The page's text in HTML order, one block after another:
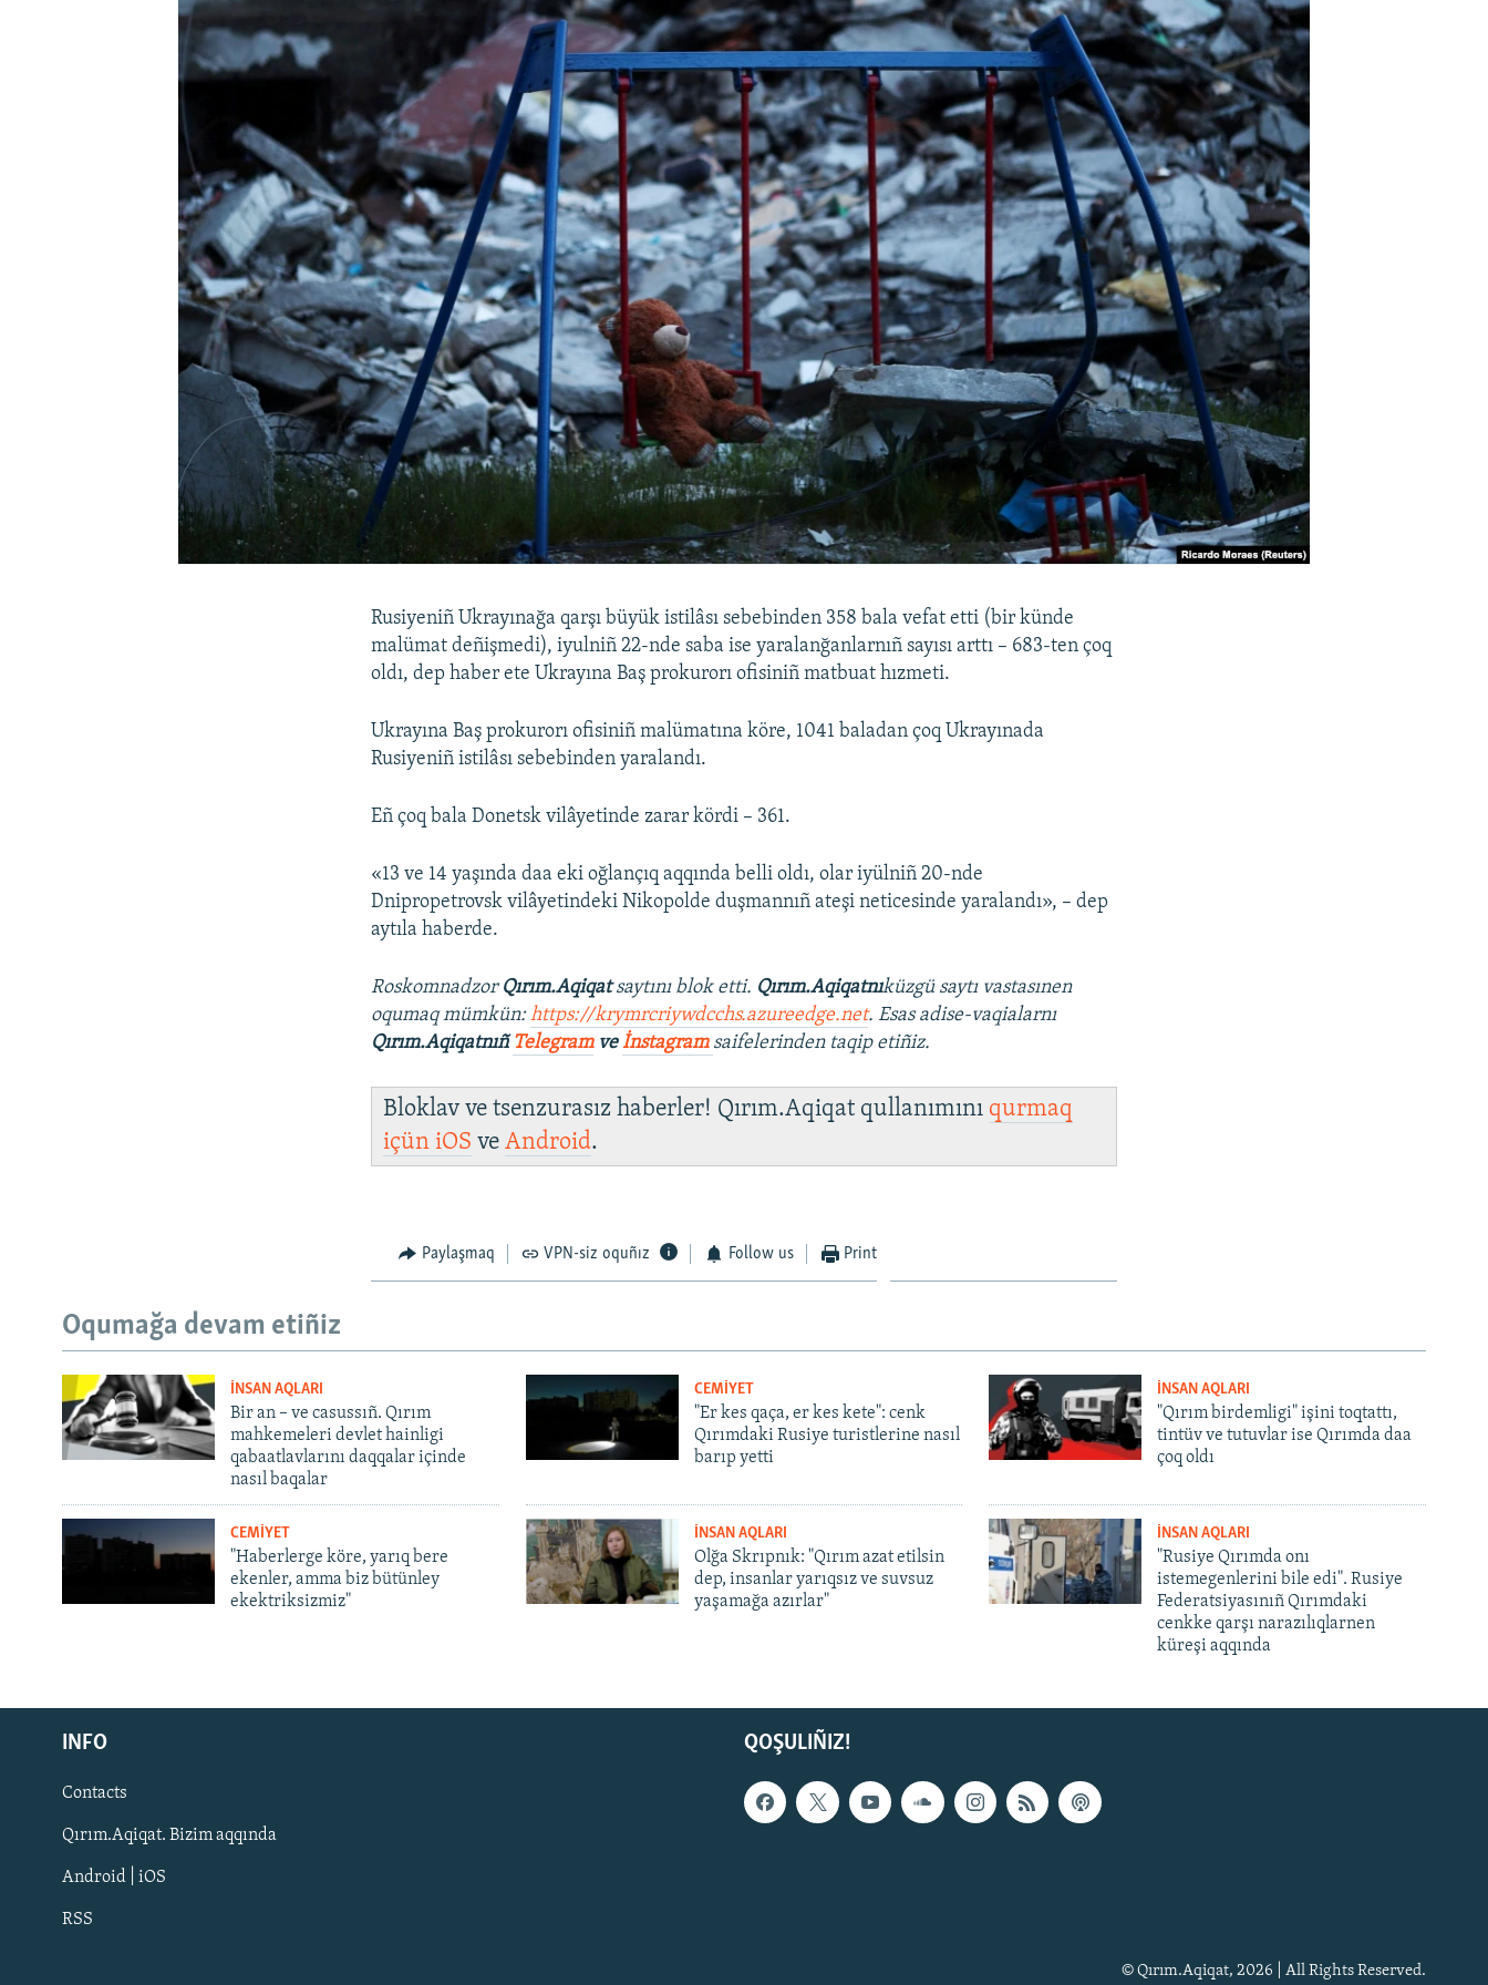
Русский
Українською
QOŞULIÑIZ!
Rusiyeniñ Ukrayınağa qarşı büyük istilâsı sebebinden 358 bala vefat etti (bir künde
malümat deñişmedi), iyulniñ 22-nde saba ise yaralanğanlarnıñ sayısı arttı – 683-ten çoq
oldı, dep haber ete Ukrayına Baş prokurorı ofisiniñ matbuat hızmeti.
Ukrayına Baş prokurorı ofisiniñ malümatına köre, 1041 baladan çoq Ukrayınada
Rusiyeniñ istilâsı sebebinden yaralandı.
Eñ çoq bala Donetsk vilâyetinde zarar kördi – 361.
«13 ve 14 yaşında daa eki oğlançıq aqqında belli oldı, olar iyülniñ 20-nde
Dnipropetrovsk vilâyetindeki Nikopolde duşmannıñ ateşi neticesinde yaralandı», – dep
aytıla haberde.
Roskomnadzor Qırım.Aqiqatsaytını blok etti. Qırım.Aqiqatnıküzgü saytı vastasınen
oqumaq mümkün:https://krymrcriywdcchs.azureedge.net. Esas adise-vaqialarnı
Qırım.AqiqatnıñTelegramveİnstagram saifelerinden taqip etiñiz.
Bloklav ve tsenzurasız haberler! Qırım.Aqiqat qullanımını qurmaq
içüniOS veAndroid.
Paylaşmaq VPN-siz oquñız Follow us Print
Oqumağa devam etiñiz
İNSAN AQLARI
Bir an – ve casussıñ. Qırım
mahkemeleri devlet hainligi
qabaatlavlarını daqqalar içinde
nasıl baqalar
CEMİYET
"Er kes qaça, er kes kete": cenk
Qırımdaki Rusiye turistlerine nasıl
barıp yetti
İNSAN AQLARI
"Qırım birdemligi" işini toqtattı,
tintüv ve tutuvlar ise Qırımda daa
çoq oldı
CEMİYET
"Haberlerge köre, yarıq bere
ekenler, amma biz bütünley
ekektriksizmiz"
İNSAN AQLARI
Olğa Skrıpnık: "Qırım azat etilsin
dep, insanlar yarıqsız ve suvsuz
yaşamağa azırlar"
İNSAN AQLARI
"Rusiye Qırımda onı
istemegenlerini bile edi". Rusiye
Federatsiyasınıñ Qırımdaki
cenkke qarşı narazılıqlarnen
küreşi aqqında
QOŞULIÑIZ!
INFO
Contacts
Qırım.Aqiqat. Bizim aqqında
Android | iOS
RSS
© Qırım.Aqiqat, 2026 | All Rights Reserved.